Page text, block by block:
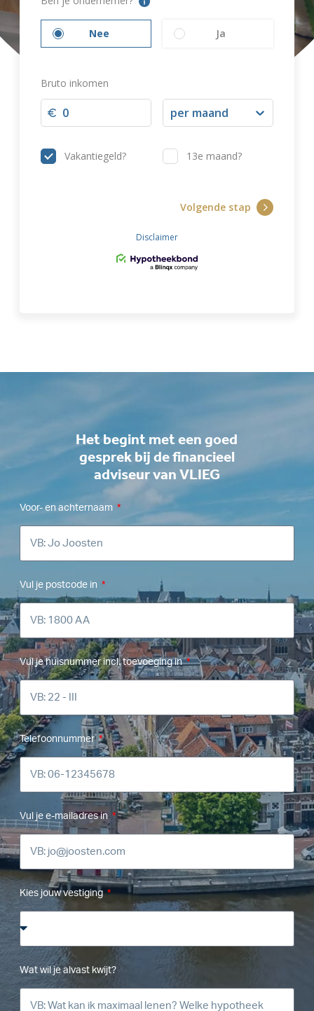
Het begint met een goed
gesprek bij de financieel
adviseur van VLIEG
Voor- en achternaam
Vul je postcode in
Vul je huisnummer incl. toevoeging in
Telefoonnummer
Vul je e-mailadres in
Kies jouw vestiging
Wat wil je alvast kwijt?